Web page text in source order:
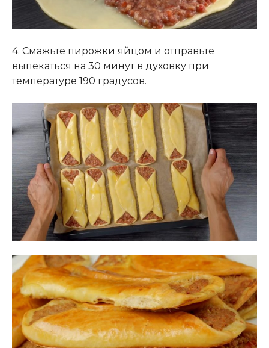
4. Смажьте пирожки яйцом и отправьте
выпекаться на 30 минут в духовку при
температуре 190 градусов.